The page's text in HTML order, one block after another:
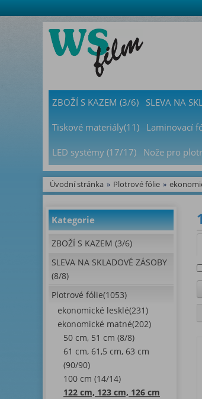
ZBOŽÍ S KAZEM (3/6) SLEVA NA
Tiskové materiály(11)
Laminovací
LED systémy (17/17)
Nože pro
Úvodní stránka » Plotrové fólie »
Kategorie
ZBOŽÍ S KAZEM (3/6)
SLEVA NA SKLADOVÉ ZÁSOBY
(8/8)
Plotrové fólie(1053)
ekonomické lesklé(231)
ekonomické matné(202)
50 cm, 51 cm (8/8)
61 cm, 61,5 cm, 63 cm
(90/90)
100 cm (14/14)
122 cm, 123 cm, 126 cm